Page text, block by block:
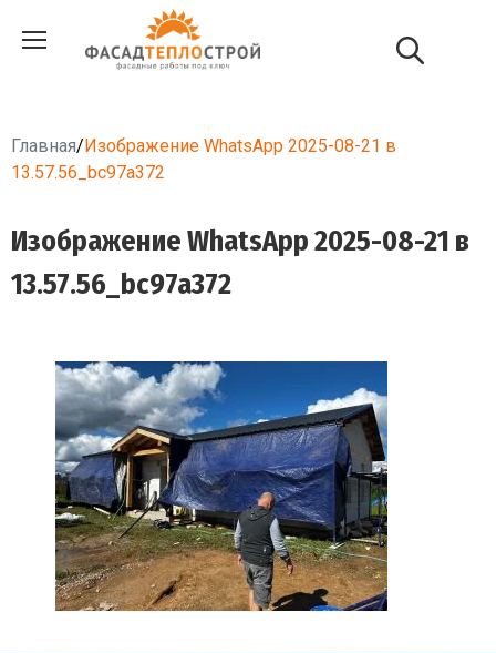
Главная/Изображение WhatsApp 2025-08-21 в
13.57.56_bc97a372
Изображение WhatsApp 2025-08-21 в
13.57.56_bc97a372